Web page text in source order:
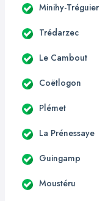
Minihy-Tréguier
Trédarzec
Le Cambout
Coëtlogon
Plémet
La Prénessaye
Guingamp
Moustéru